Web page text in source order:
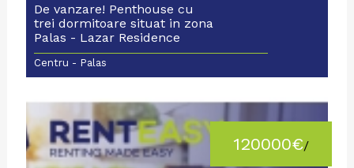
De vanzare! Penthouse cu
trei dormitoare situat in zona
Palas - Lazar Residence
Centru - Palas
120000€/